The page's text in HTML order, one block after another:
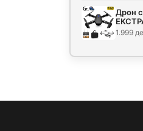
Дрон
1.999